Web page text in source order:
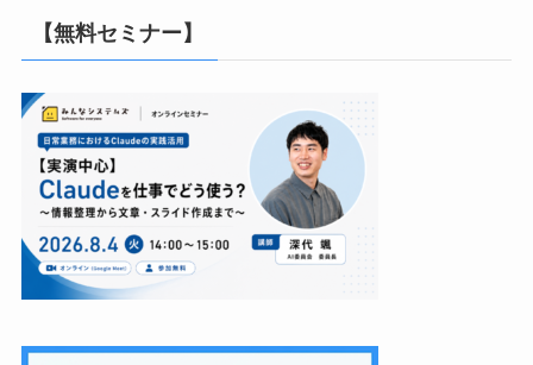
【無料セミナー】